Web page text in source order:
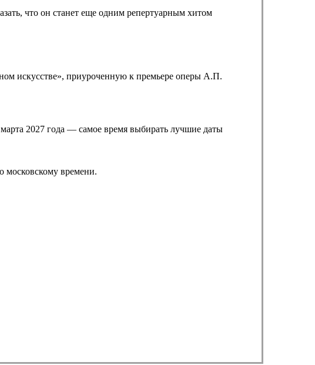
что он станет еще одним репертуарным хитом
искусстве», приуроченную к премьере оперы А.П.
2027 года — самое время выбирать лучшие даты
московскому времени.